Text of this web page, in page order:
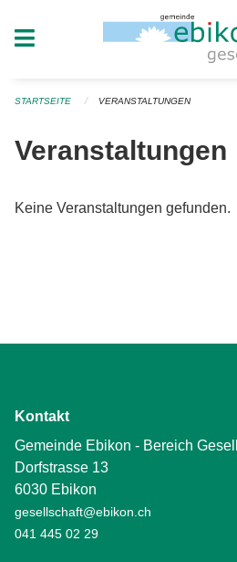
STARTSEITE VERANSTALTUNGEN
Veranstaltungen
Keine Veranstaltungen gefunden.
Kontakt
Gemeinde Ebikon - Bereich
Dorfstrasse 13
6030 Ebikon
gesellschaft@ebikon.ch
041 445 02 29